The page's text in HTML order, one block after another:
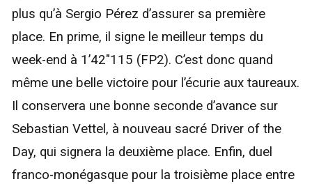
plus qu’à Sergio Pérez d’assurer sa première
place. En prime, il signe le meilleur temps du
week-end à 1’42″115 (FP2). C’est donc quand
même une belle victoire pour l’écurie aux taureaux.
Il conservera une bonne seconde d’avance sur
Sebastian Vettel, à nouveau sacré Driver of the
Day, qui signera la deuxième place. Enfin, duel
franco-monégasque pour la troisième place entre